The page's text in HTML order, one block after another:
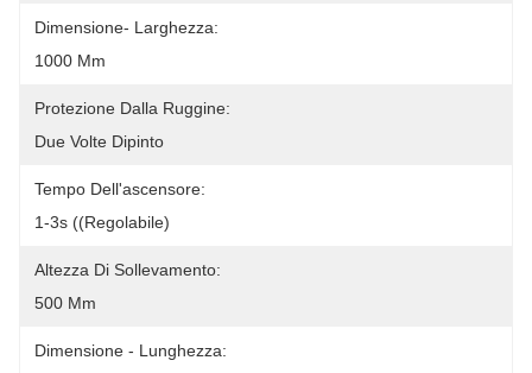
Dimensione- Larghezza:
1000 Mm
Protezione Dalla Ruggine:
Due Volte Dipinto
Tempo Dell'ascensore:
1-3s ((Regolabile)
Altezza Di Sollevamento:
500 Mm
Dimensione - Lunghezza: